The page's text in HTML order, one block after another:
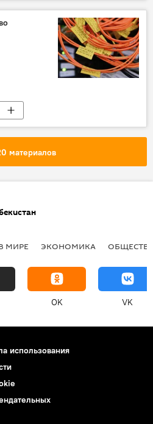
материалов
МИРЕ ЭКОНОМИКА
OK VK
использования